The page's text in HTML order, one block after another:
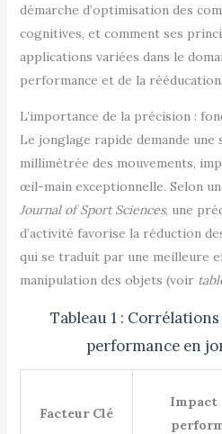
démarche d’optimisation des
cognitives, et comment ses
applications variées dans le
performance et de la rééducation.
L’importance de la précision :
Le jonglage rapide demande une
millimétrée des mouvements,
œil-main exceptionnelle. Selon
Journal of Sport Sciences, une
d’activité favorise la réduction
qui se traduit par une meilleure
manipulation des objets (voir
Tableau 1 :
performance en
Facteur Clé
Impact